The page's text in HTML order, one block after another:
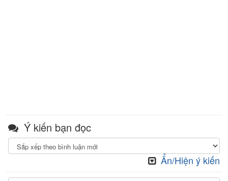
Ý kiến bạn đọc
Ẩn/Hiện ý kiến